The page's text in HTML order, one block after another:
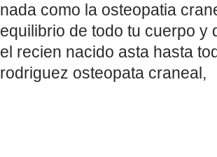
nada como la osteopatia
equilibrio de todo tu cuerpo y
el recien nacido asta hasta
rodriguez osteopata craneal,